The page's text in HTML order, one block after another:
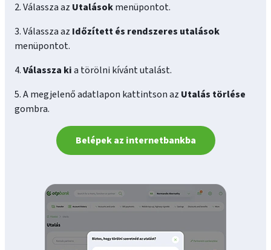
2. Válassza az Utalásokmenüpontot.
3. Válassza az Időzített és rendszeres utalások
menüpontot.
4.Válassza kia törölni kívánt utalást.
5. A megjelenő adatlapon kattintson az Utalás törlése
gombra.
Belépek az internetbankba